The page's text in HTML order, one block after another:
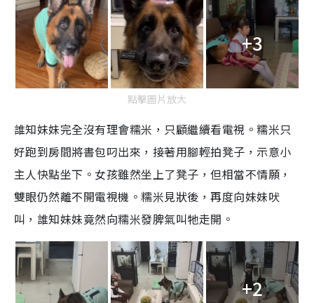
+3
點擊圖片放大
誰知妹妹完全沒有理會糯米，只顧繼續看電視。糯米只
好跑到房間將書包叼出來，接著用腳輕拍凳子，示意小
主人快點坐下。女孩雖然坐上了凳子，但相當不情願，
雙眼仍然離不開電視機。糯米見狀後，再度向妹妹吠
叫，誰知妹妹竟然向糯米發脾氣叫牠走開。
+2